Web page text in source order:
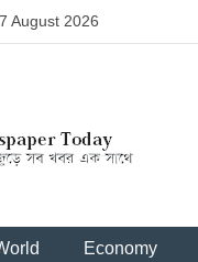
August 2026
Economy